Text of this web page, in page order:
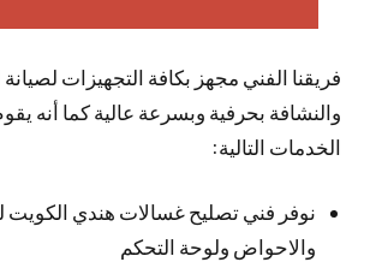
فريقنا الفني مجهز بكافة التجهيزات
والنشافة بحرفية وبسرعة عالية كما أنه
الخدمات التالية:
نوفر فني تصليح غسالات هندي الكويت
والاحواض ولوحة التحكم